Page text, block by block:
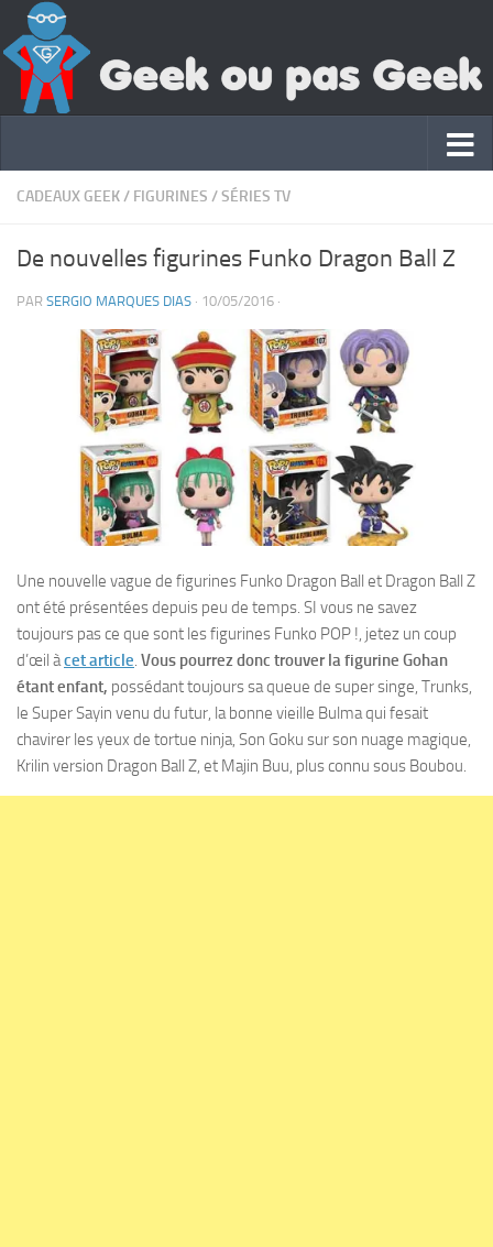
CADEAUX GEEK/ FIGURINES /SÉRIES TV
De nouvelles figurines Funko Dragon Ball Z
PAR SERGIO MARQUES DIAS · 10/05/2016 ·
Une nouvelle vague de figurines Funko Dragon Ball et Dragon Ball Z
ont été présentées depuis peu de temps. SI vous ne savez
toujours pas ce que sont les figurines Funko POP !, jetez un coup
d’œil àcet article. Vous pourrez donc trouver la figurine Gohan
étant enfant, possédant toujours sa queue de super singe, Trunks,
le Super Sayin venu du futur, la bonne vieille Bulma qui fesait
chavirer les yeux de tortue ninja, Son Goku sur son nuage magique,
Krilin version Dragon Ball Z, et Majin Buu, plus connu sous Boubou.